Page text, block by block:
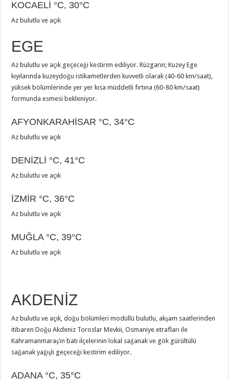
KOCAELİ °C, 30°C
Az bulutlu ve açık
EGE
Az bulutlu ve açık geçeceği kestirim ediliyor. Rüzgarın; Kuzey Ege
kıyılarında kuzeydoğu istikametlerden kuvvetli olarak (40-60 km/saat),
yüksek bölümlerinde yer yer kısa müddetli fırtına (60-80 km/saat)
formunda esmesi bekleniyor.
AFYONKARAHİSAR °C, 34°C
Az bulutlu ve açık
DENİZLİ °C,41°C
Az bulutlu ve açık
İZMİR °C, 36°C
Az bulutlu ve açık
MUĞLA °C, 39°C
Az bulutlu ve açık
AKDENİZ
Az bulutlu ve açık, doğu bölümleri modüllü bulutlu, akşam saatlerinden
itibaren Doğu Akdeniz Toroslar Mevkii, Osmaniye etrafları ile
Kahramanmaraş’ın batı ilçelerinin lokal sağanak ve gök gürültülü
sağanak yağışlı geçeceği kestirim ediliyor.
ADANA °C, 35°C